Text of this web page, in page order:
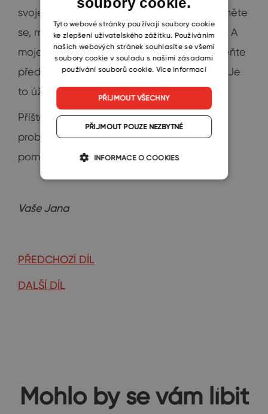
svoje vystoupení, hezky se oblékněte, uvolněte
se, mluvte zřetelně a udržujte oční kontakt. A
moje osobní rada na závěr zní – nezapomeňte
předtím zajít na večeři se svými kamarády. Je
to úžasná podpora!
Příště vám budu vyprávět, jak prezentace
probíhala a jestli mi tipy od kamarádů
pomohly.
Vaše Jana
PŘEDCHOZÍ DÍL
DALŠÍ DÍL
Mohlo by se vám líbit
SLOVAK
Tyto webové stránky používají soubory cookie
ke zlepšení uživatelského zážitku. Používáním
našich webových stránek souhlasíte se všemi
soubory cookie v souladu s našimi zásadami
používání souborů cookie. Více informací
PŘIJMOUT VŠECHNY
PŘIJMOUT POUZE NEZBYTNÉ
INFORMACE O COOKIES